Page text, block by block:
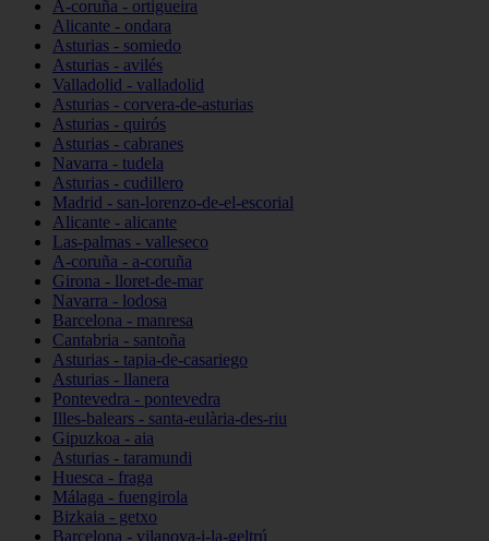
A-coruña - ortigueira
Alicante - ondara
Asturias - somiedo
Asturias - avilés
Valladolid - valladolid
Asturias - corvera-de-asturias
Asturias - quirós
Asturias - cabranes
Navarra - tudela
Asturias - cudillero
Madrid - san-lorenzo-de-el-escorial
Alicante - alicante
Las-palmas - valleseco
A-coruña - a-coruña
Girona - lloret-de-mar
Navarra - lodosa
Barcelona - manresa
Cantabria - santoña
Asturias - tapia-de-casariego
Asturias - llanera
Pontevedra - pontevedra
Illes-balears - santa-eulària-des-riu
Gipuzkoa - aia
Asturias - taramundi
Huesca - fraga
Málaga - fuengirola
Bizkaia - getxo
Barcelona - vilanova-i-la-geltrú